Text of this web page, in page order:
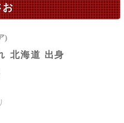
お
)
北海道 出身